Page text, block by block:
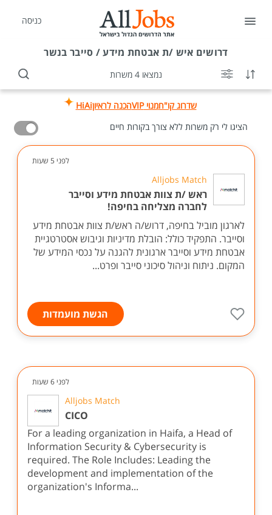
כניסה
דרושים איש /ת אבטחת מידע / סייבר בנשר
נמצאו 4 משרות
שדרוג קו"חמנוי VIP הכנה לראיוןHiAi
הציגו לי רק משרות ללא צורך בקורות חיים
לפני 5 שעות
Alljobs Match
ראש /ת צוות אבטחת מידע וסייבר
לחברה מצליחה בחיפה!
לארגון מוביל בחיפה, דרוש/ה ראש/ת צוות אבטחת מידע
וסייבר. התפקיד כולל: הובלת מדיניות וגיבוש אסטרטגיית
אבטחת מידע וסייבר ארגונית להגנה על נכסי המידע של
המקום. ניתוח וניהול סיכוני סייבר ופרט...
הגשת מועמדות
לפני 6 שעות
Alljobs Match
CICO
For a leading organization in Haifa, a Head of
Information Security & Cybersecurity is
required. The Role Includes: Leading the
development and implementation of the
organization's Informa...